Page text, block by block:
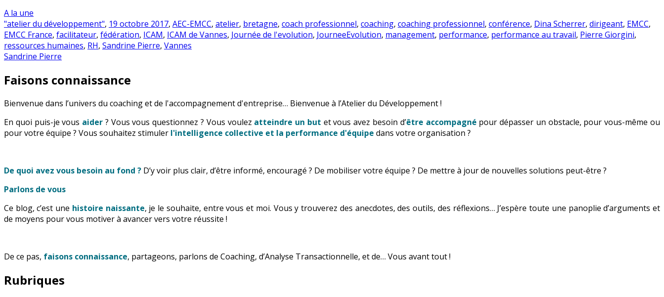
A la une
"atelier du développement", 19 octobre 2017, AEC-EMCC, atelier, bretagne, coach professionnel, coaching, coaching professionnel, conférence, Dina Scherrer, dirigeant, EMCC,
EMCC France, facilitateur, fédération, ICAM, ICAM de Vannes, Journée de l'evolution, JourneeEvolution, management, performance, performance au travail, Pierre Giorgini,
ressources humaines, RH, Sandrine Pierre, Vannes
Sandrine Pierre
Faisons connaissance
Bienvenue dans l’univers du coaching et de l'accompagnement d'entreprise… Bienvenue à l’Atelier du Développement !
En quoi puis-je vous aider ? Vous vous questionnez ? Vous voulez atteindre un but et vous avez besoin d’être accompagné pour dépasser un obstacle, pour vous-même ou
pour votre équipe ? Vous souhaitez stimuler l'intelligence collective et la performance d'équipe dans votre organisation ?
De quoi avez vous besoin au fond ? D’y voir plus clair, d’être informé, encouragé ? De mobiliser votre équipe ? De mettre à jour de nouvelles solutions peut-être ?
Parlons de vous
Ce blog, c’est une histoire naissante, je le souhaite, entre vous et moi. Vous y trouverez des anecdotes, des outils, des réflexions… J’espère toute une panoplie d’arguments et
de moyens pour vous motiver à avancer vers votre réussite !
De ce pas, faisons connaissance, partageons, parlons de Coaching, d’Analyse Transactionnelle, et de… Vous avant tout !
Rubriques